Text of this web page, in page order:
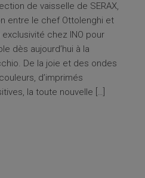
de vaisselle de SERAX,
entre le chef Ottolenghi et
exclusivité chez INO pour
dès aujourd’hui à la
De la joie et des ondes
d’imprimés
la toute nouvelle […]